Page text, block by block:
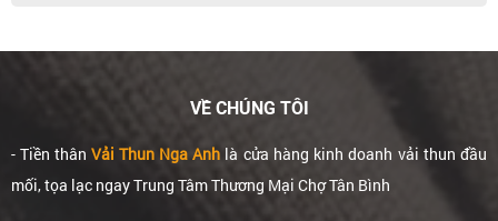
VỀ CHÚNG TÔI
- Tiền thân Vải Thun Nga Anh là cửa hàng kinh doanh vải thun đầu
mối, tọa lạc ngay Trung Tâm Thương Mại Chợ Tân Bình